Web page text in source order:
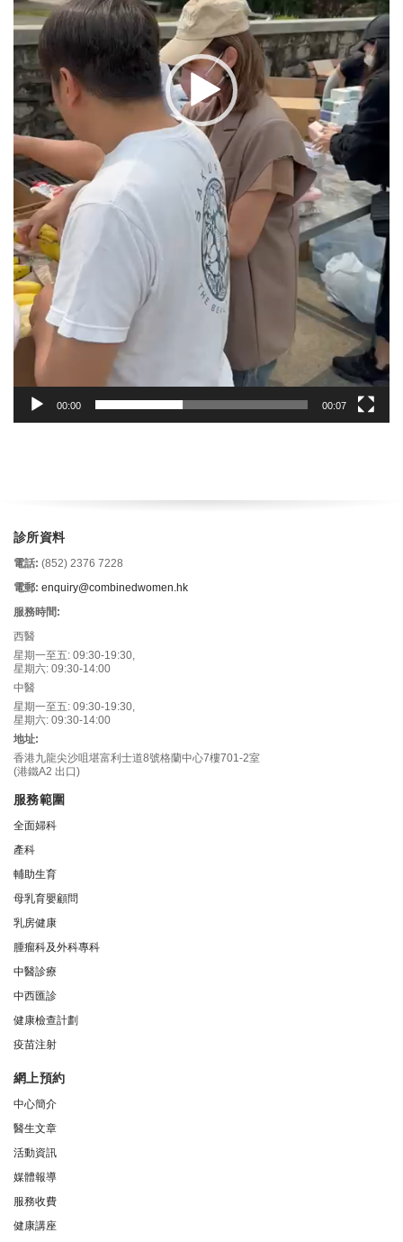
00:00 00:07
診所資料
電話: (852) 2376 7228
電郵: enquiry@combinedwomen.hk
服務時間:
西醫
星期一至五: 09:30-19:30,
星期六: 09:30-14:00
中醫
星期一至五: 09:30-19:30,
星期六: 09:30-14:00
地址:
香港九龍尖沙咀堪富利士道8號格蘭中心7樓701-2室
(港鐵A2 出口)
服務範圍
全面婦科
產科
輔助生育
母乳育嬰顧問
乳房健康
腫瘤科及外科專科
中醫診療
中西匯診
健康檢查計劃
疫苗注射
網上預約
中心簡介
醫生文章
活動資訊
媒體報導
服務收費
健康講座